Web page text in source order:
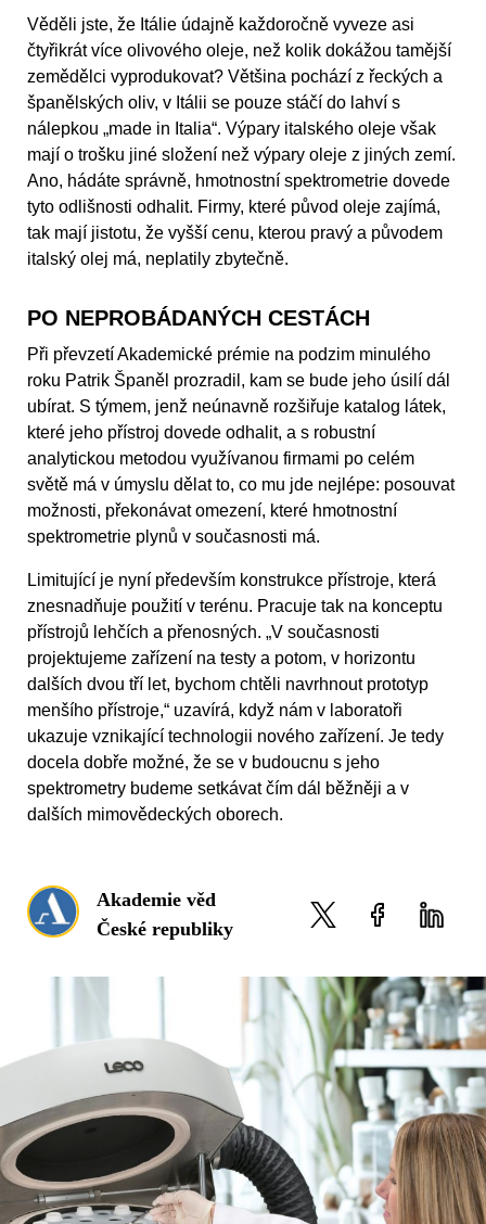
Věděli jste, že Itálie údajně každoročně vyveze asi
čtyřikrát více olivového oleje, než kolik dokážou tamější
zemědělci vyprodukovat? Většina pochází z řeckých a
španělských oliv, v Itálii se pouze stáčí do lahví s
nálepkou „made in Italia“. Výpary italského oleje však
mají o trošku jiné složení než výpary oleje z jiných zemí.
Ano, hádáte správně, hmotnostní spektrometrie dovede
tyto odlišnosti odhalit. Firmy, které původ oleje zajímá,
tak mají jistotu, že vyšší cenu, kterou pravý a původem
italský olej má, neplatily zbytečně.
PO NEPROBÁDANÝCH CESTÁCH
Při převzetí Akademické prémie na podzim minulého
roku Patrik Španěl prozradil, kam se bude jeho úsilí dál
ubírat. S týmem, jenž neúnavně rozšiřuje katalog látek,
které jeho přístroj dovede odhalit, a s robustní
analytickou metodou využívanou firmami po celém
světě má v úmyslu dělat to, co mu jde nejlépe: posouvat
možnosti, překonávat omezení, které hmotnostní
spektrometrie plynů v současnosti má.
Limitující je nyní především konstrukce přístroje, která
znesnadňuje použití v terénu. Pracuje tak na konceptu
přístrojů lehčích a přenosných. „V současnosti
projektujeme zařízení na testy a potom, v horizontu
dalších dvou tří let, bychom chtěli navrhnout prototyp
menšího přístroje,“ uzavírá, když nám v laboratoři
ukazuje vznikající technologii nového zařízení. Je tedy
docela dobře možné, že se v budoucnu s jeho
spektrometry budeme setkávat čím dál běžněji a v
dalších mimovědeckých oborech.
Akademie věd
České republiky